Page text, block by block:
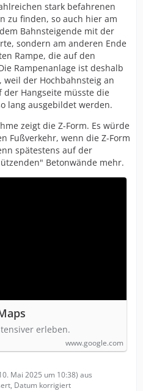
stark befahrenen
zu finden, so auch hier am
Bahnsteigende mit der
sondern am anderen Ende
Rampe, die auf den
Rampenanlage ist deshalb
der Hochbahnsteig an
Hangseite müsste die
lang ausgebildet werden.
zeigt die Z-Form. Es würde
Fußverkehr, wenn die Z-Form
spätestens auf der
Betonwände mehr.
erleben.
www.google.com
Mai 2025 um 10:38) aus
Datum korrigiert